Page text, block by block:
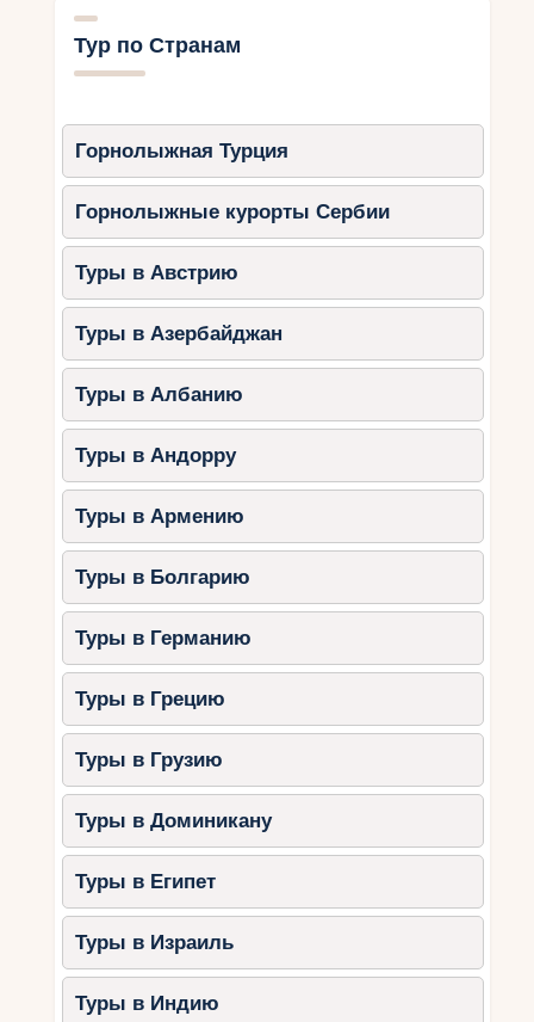
Тур по Странам
Горнолыжная Турция
Горнолыжные курорты Сербии
Туры в Австрию
Туры в Азербайджан
Туры в Албанию
Туры в Андорру
Туры в Армению
Туры в Болгарию
Туры в Германию
Туры в Грецию
Туры в Грузию
Туры в Доминикану
Туры в Египет
Туры в Израиль
Туры в Индию